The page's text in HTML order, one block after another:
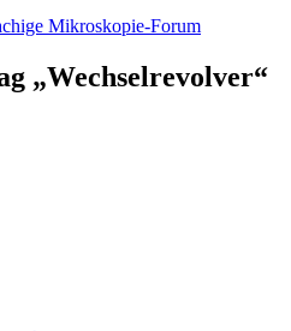
Mikroskopie-Forum
„Wechselrevolver“